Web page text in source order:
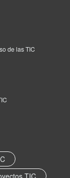
de las TIC